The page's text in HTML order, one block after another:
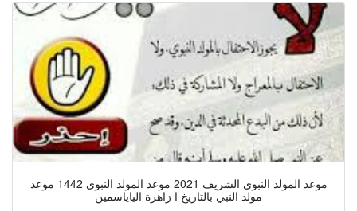
موعد المولد النبوي الشريف 2021 موعد المولد النبوي 1442 موعد
مولد النبي بالتاريخ ا زاهرة الياياسمين